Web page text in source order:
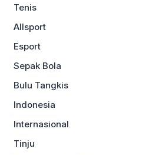
Tenis
Allsport
Esport
Sepak Bola
Bulu Tangkis
Indonesia
Internasional
Tinju